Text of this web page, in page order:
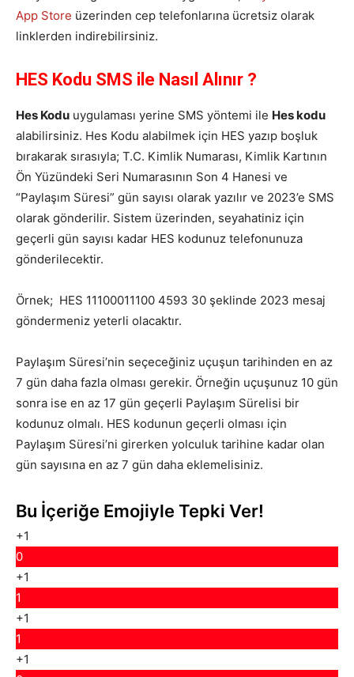
App Store üzerinden cep telefonlarına ücretsiz olarak
linklerden indirebilirsiniz.
HES Kodu SMS ile Nasıl Alınır ?
Hes Kodu uygulaması yerine SMS yöntemi ile Hes kodu
alabilirsiniz. Hes Kodu alabilmek için HES yazıp boşluk
bırakarak sırasıyla; T.C. Kimlik Numarası, Kimlik Kartının
Ön Yüzündeki Seri Numarasının Son 4 Hanesi ve
“Paylaşım Süresi” gün sayısı olarak yazılır ve 2023’e SMS
olarak gönderilir. Sistem üzerinden, seyahatiniz için
geçerli gün sayısı kadar HES kodunuz telefonunuza
gönderilecektir.
Örnek; HES 11100011100 4593 30 şeklinde 2023 mesaj
göndermeniz yeterli olacaktır.
Paylaşım Süresi’nin seçeceğiniz uçuşun tarihinden en az
7 gün daha fazla olması gerekir. Örneğin uçuşunuz 10 gün
sonra ise en az 17 gün geçerli Paylaşım Sürelisi bir
kodunuz olmalı. HES kodunun geçerli olması için
Paylaşım Süresi’ni girerken yolculuk tarihine kadar olan
gün sayısına en az 7 gün daha eklemelisiniz.
Bu İçeriğe Emojiyle Tepki Ver!
+1
0
+1
1
+1
1
+1